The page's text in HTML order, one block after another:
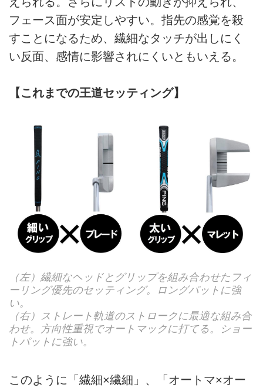
フェース面が安定しやすい。指先の感覚を殺
すことになるため、繊細なタッチが出しにく
い反面、感情に影響されにくいともいえる。
【これまでの王道セッティング】
（左）繊細なヘッドとグリップを組み合わせたフィ
ーリング優先のセッティング。ロングパットに強
い。
（右）ストレート軌道のストロークに最適な組み合
わせ。方向性重視でオートマックに打てる。ショー
トパットに強い。
このように「繊細×繊細」、「オートマ×オー